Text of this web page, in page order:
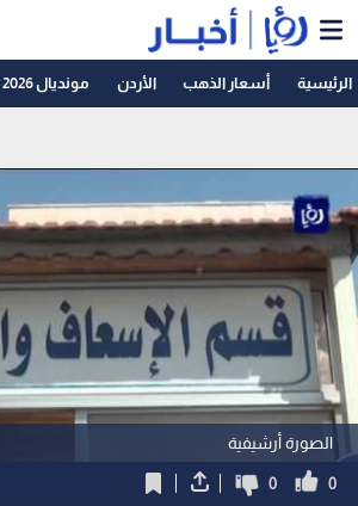
الرئيسية أسعار الذهب الأردن مونديال 2026
الصورة أرشيفية
0
0